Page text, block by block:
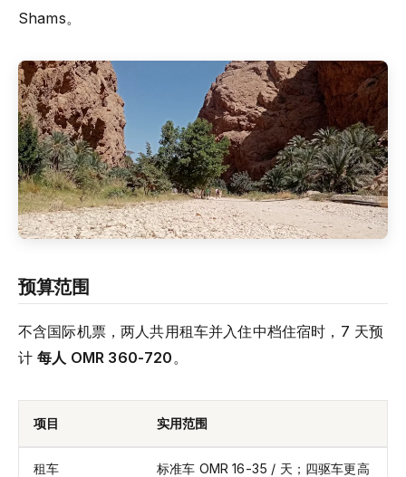
Shams。
预算范围
不含国际机票，两人共用租车并入住中档住宿时，7 天预
计每人 OMR 360-720 。
项目 实用范围
租车 标准车 OMR 16-35 / 天；四驱车更高